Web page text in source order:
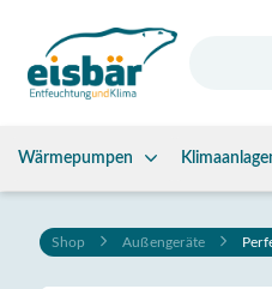
Wärmepumpen
Shop Außengeräte